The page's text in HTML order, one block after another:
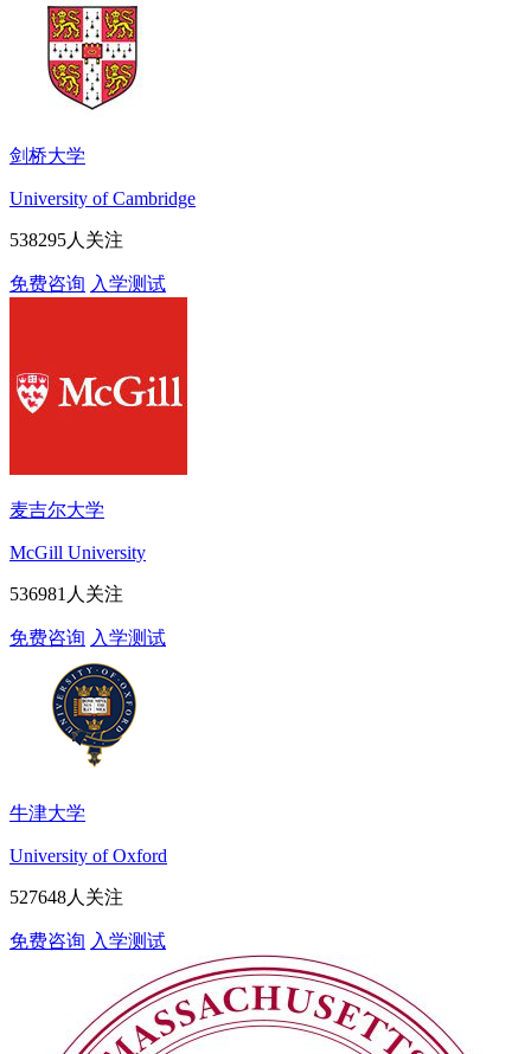
剑桥大学
University of Cambridge
538295人关注
免费咨询 入学测试
麦吉尔大学
McGill University
536981人关注
免费咨询 入学测试
牛津大学
University of Oxford
527648人关注
免费咨询 入学测试